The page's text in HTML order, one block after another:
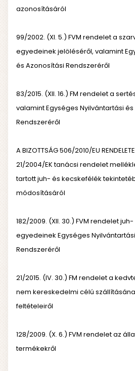
azonosításáról
99/2002. (XI. 5.) FVM rendelet a
egyedeinek jelöléséről, valamint
és Azonosítási Rendszeréről
83/2015. (XII. 16.) FM rendelet a
valamint Egységes Nyilvántartási
Rendszeréről
A BIZOTTSÁG 506/2010/EU
21/2004/EK tanácsi rendelet
tartott juh- és kecskefélék
módosításáról
182/2009. (XII. 30.) FVM rendelet
egyedeinek Egységes
Rendszeréről
21/2015. (IV. 30.) FM rendelet a
nem kereskedelmi célú
feltételeiről
128/2009. (X. 6.) FVM rendelet az
termékekről